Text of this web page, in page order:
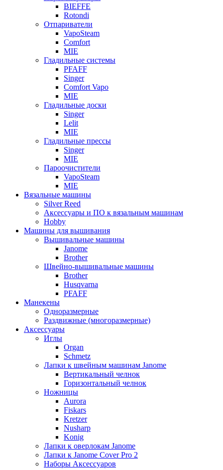
BIEFFE
Rotondi
Отпариватели
VapoSteam
Comfort
MIE
Гладильные системы
PFAFF
Singer
Comfort Vapo
MIE
Гладильные доски
Singer
Lelit
MIE
Гладильные прессы
Singer
MIE
Пароочистители
VapoSteam
MIE
Вязальные машины
Silver Reed
Аксессуары и ПО к вязальным машинам
Hobby
Машины для вышивания
Вышивальные машины
Janome
Brother
Швейно-вышивальные машины
Brother
Husqvarna
PFAFF
Манекены
Одноразмерные
Раздвижные (многоразмерные)
Аксессуары
Иглы
Organ
Schmetz
Лапки к швейным машинам Janome
Вертикальный челнок
Горизонтальный челнок
Ножницы
Aurora
Fiskars
Kretzer
Nusharp
Konig
Лапки к оверлокам Janome
Лапки к Janome Cover Pro 2
Наборы Аксессуаров